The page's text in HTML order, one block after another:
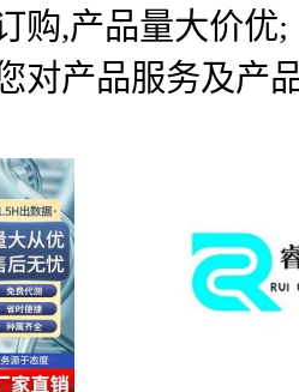
购,产品量大价优;
对产品服务及产